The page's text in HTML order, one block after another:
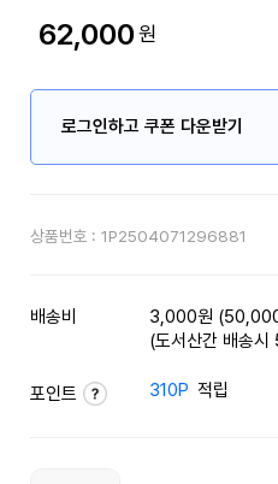
62,000원
로그인하고 쿠폰 다운받기
상품번호 : 1P2504071296881
배송비
3,000원
(도서산간 배송
포인트 310P 적립